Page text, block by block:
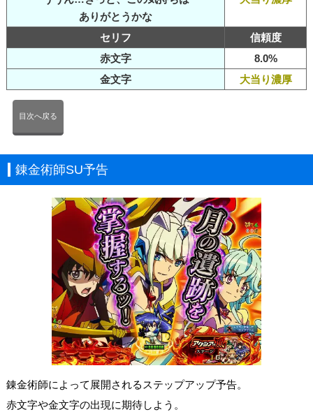
ありがとうかな
セリフ
信頼度
赤文字
8.0%
金文字
大当り濃厚
目次へ戻る
錬金術師SU予告
錬金術師によって展開されるステップアップ予告。
赤文字や金文字の出現に期待しよう。